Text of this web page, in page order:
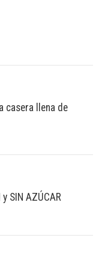
casera llena de
SIN AZÚCAR